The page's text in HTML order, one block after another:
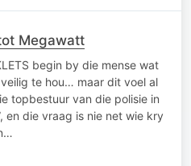
Megawatt
begin by die mense wat
te hou… maar dit voel al
topbestuur van die polisie in
en die vraag is nie net wie kry